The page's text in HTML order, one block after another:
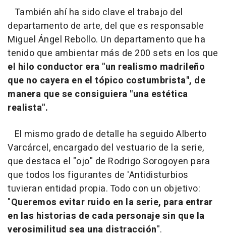
También ahí ha sido clave el trabajo del
departamento de arte, del que es responsable
Miguel Ángel Rebollo. Un departamento que ha
tenido que ambientar más de 200 sets en los que
el hilo conductor era "un realismo madrileño
que no cayera en el tópico costumbrista", de
manera que se consiguiera "una estética
realista".
El mismo grado de detalle ha seguido Alberto
Varcárcel, encargado del vestuario de la serie,
que destaca el "ojo" de Rodrigo Sorogoyen para
que todos los figurantes de 'Antidisturbios
tuvieran entidad propia. Todo con un objetivo:
"Queremos evitar ruido en la serie, para entrar
en las historias de cada personaje sin que la
verosimilitud sea una distracción".